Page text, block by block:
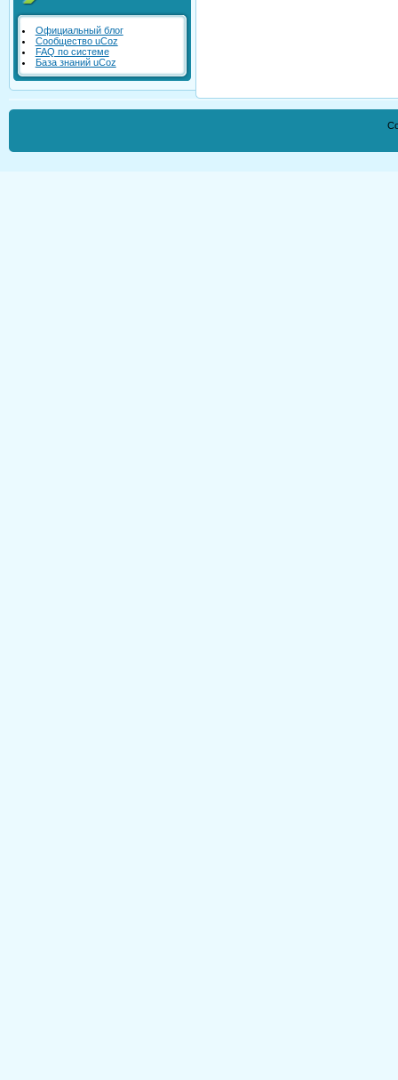
Официальный блог
Сообщество uCoz
FAQ по системе
База знаний uCoz